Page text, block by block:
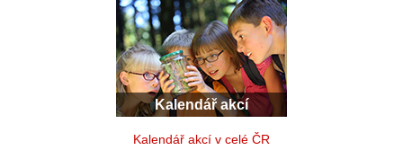
Kalendář akcí
Kalendář akcí v celé ČR